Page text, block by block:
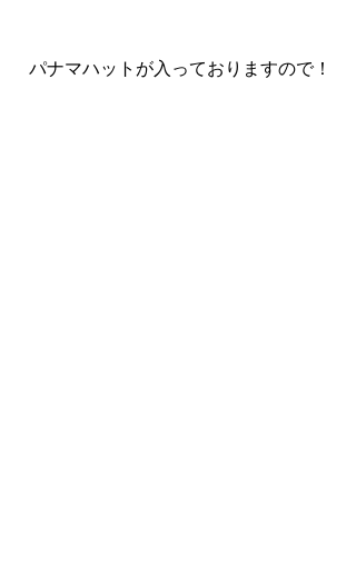
パナマハットが入っておりますので！